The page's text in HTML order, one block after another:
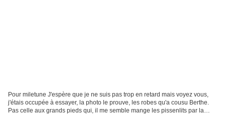
Pour miletune J'espère que je ne suis pas trop en retard mais voyez vous,
j'étais occupée à essayer, la photo le prouve, les robes qu'a cousu Berthe.
Pas celle aux grands pieds qui, il me semble mange les pissenlits par la